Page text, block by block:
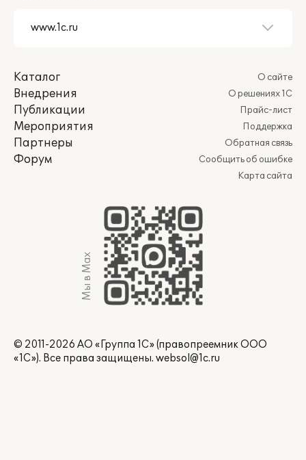
Каталог
Внедрения
Публикации
Мероприятия
Партнеры
Форум
О сайте
О решениях 1С
Прайс-лист
Поддержка
Обратная связь
Сообщить об ошибке
Карта сайта
Мы в Max
© 2011-2026 АО «Группа 1С» (правопреемник ООО
«1С»). Все права защищены. websol@1c.ru